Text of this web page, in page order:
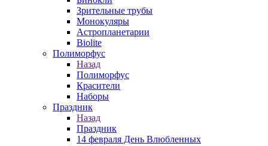
Зрительные трубы
Монокуляры
Астропланетарии
Biolite
Полиморфус
Назад
Полиморфус
Красители
Наборы
Праздник
Назад
Праздник
14 февраля День Влюбленных